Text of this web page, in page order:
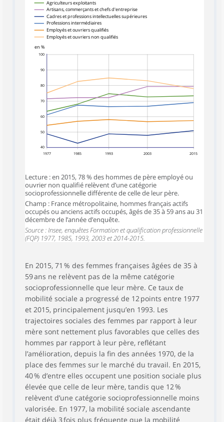
40
50
60
70
80
90
100
en %
1977 1985 1993 2003 2015
Agriculteurs exploitants
Artisans, commerçants et chefs d'entreprise
Cadres et professions intellectuelles supérieures
Professions intermédiaires
Employés et ouvriers qualifiés
Employés et ouvriers non qualifiés
Lecture : en 2015, 78 % des hommes de père employé ou
ouvrier non qualifié relèvent d’une catégorie
socioprofessionnelle différente de celle de leur père.
Champ : France métropolitaine, hommes français actifs
occupés ou anciens actifs occupés, âgés de 35 à 59 ans au 31
décembre de l’année d’enquête.
Source : Insee, enquêtes Formation et qualification professionnelle
(FQP) 1977, 1985, 1993, 2003 et 2014-2015.
En 2015, 71 % des femmes françaises âgées de 35 à
59 ans ne relèvent pas de la même catégorie
socioprofessionnelle que leur mère. Ce taux de
mobilité sociale a progressé de 12 points entre 1977
et 2015, principalement jusqu’en 1993. Les
trajectoires sociales des femmes par rapport à leur
mère sont nettement plus favorables que celles des
hommes par rapport à leur père, reflétant
l’amélioration, depuis la fin des années 1970, de la
place des femmes sur le marché du travail. En 2015,
40 % d’entre elles occupent une position sociale plus
élevée que celle de leur mère, tandis que 12 %
relèvent d’une catégorie socioprofessionnelle moins
valorisée. En 1977, la mobilité sociale ascendante
était déjà 3 fois plus fréquente que la mobilité